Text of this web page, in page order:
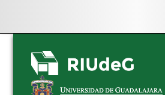
Skip
navigation